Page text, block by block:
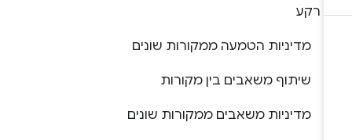
רקע
מדיניות הטמעה ממקורות שונים
שיתוף משאבים בין מקורות
מדיניות משאבים ממקורות שונים